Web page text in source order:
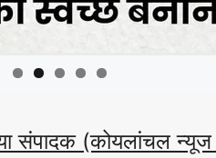
संपादक (कोयलांचल